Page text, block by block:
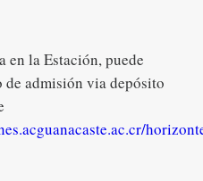
en la Estación, puede
de admisión via depósito